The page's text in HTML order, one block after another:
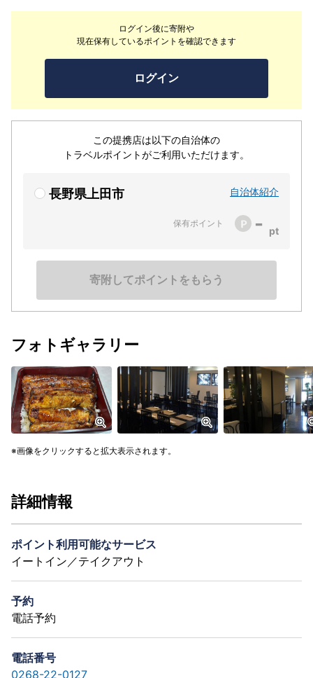
ログイン後に寄附や
現在保有しているポイントを確認できます
ログイン
この提携店は以下の自治体の
トラベルポイントがご利用いただけます。
長野県上田市 自治体紹介
保有ポイント -
寄附してポイントをもらう
フォトギャラリー
画像をクリックすると拡大表示されます。
詳細情報
ポイント利用可能なサービス
イートイン／テイクアウト
予約
電話予約
電話番号
0268-22-0127